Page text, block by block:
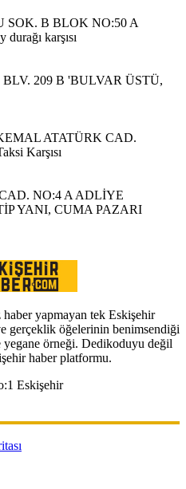
SOK. B BLOK NO:50 A
karşısı
209 B 'BULVAR ÜSTÜ,
ATATÜRK CAD.
Karşısı
NO:4 A ADLİYE
YANI, CUMA PAZARI
yapmayan tek Eskişehir
gerçeklik öğelerinin benimsendiği
yegane örneği. Dedikoduyu değil
haber platformu.
Eskişehir